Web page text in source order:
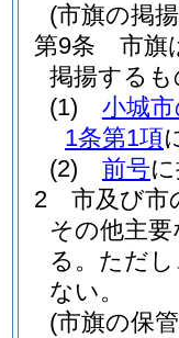
(市旗の掲
第9条
市旗
掲揚する
(1)
小城
1条第1項
(2)
前号
2
市及び市
その他主
る。 ただ
ない。
(市旗の保